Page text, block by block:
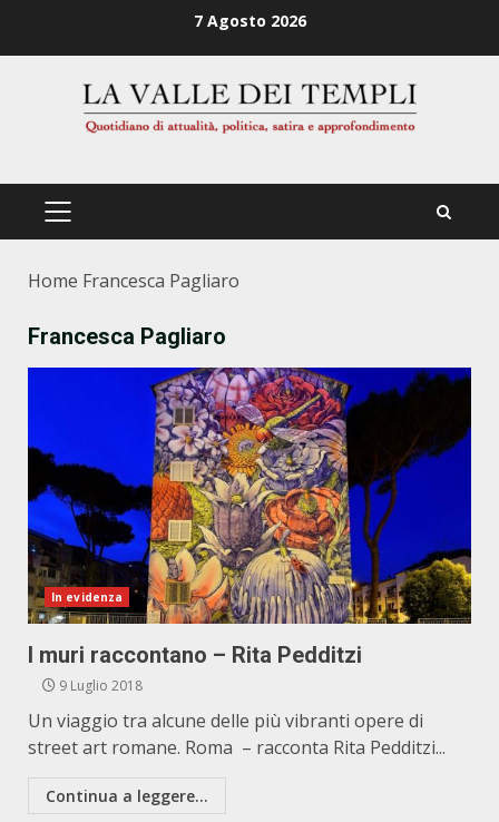
7 Agosto 2026
PRIMÄRES
Home Francesca Pagliaro
Francesca Pagliaro
In evidenza
I muri raccontano – Rita Pedditzi
9 Luglio 2018
Un viaggio tra alcune delle più vibranti opere di
street art romane. Roma – racconta Rita Pedditzi...
Continua a leggere...